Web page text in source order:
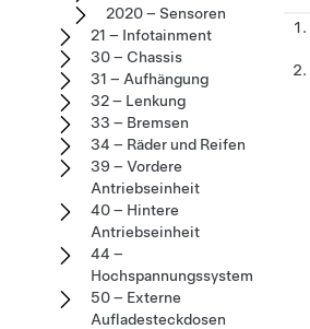
2020 – Sensoren
21 – Infotainment
30 – Chassis
31 – Aufhängung
32 – Lenkung
33 – Bremsen
34 – Räder und Reifen
39 – Vordere
Antriebseinheit
40 – Hintere
Antriebseinheit
44 –
Hochspannungssystem
50 – Externe
Aufladesteckdosen